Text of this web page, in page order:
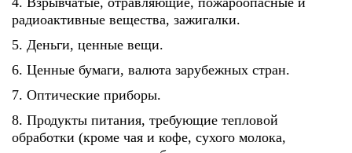
радиоактивные вещества, зажигалки.
5. Деньги, ценные вещи.
6. Ценные бумаги, валюта зарубежных стран.
7. Оптические приборы.
8. Продукты питания, требующие тепловой
обработки (кроме чая и кофе, сухого молока,